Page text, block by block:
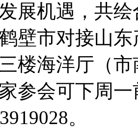
展机遇，共
壁市对接山
楼海洋厅（
参会可下周
。